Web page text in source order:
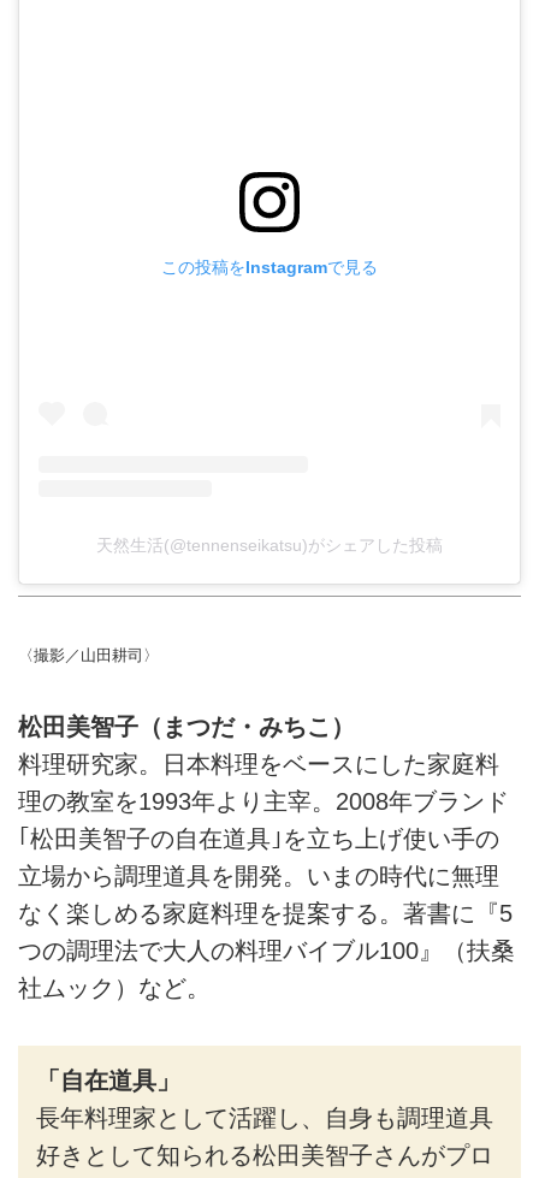
この投稿をInstagramで見る
天然生活(@tennenseikatsu)がシェアした投稿
〈撮影／山田耕司〉
松田美智子（まつだ・みちこ）
料理研究家。日本料理をベースにした家庭料
理の教室を1993年より主宰。2008年ブランド
｢松田美智子の自在道具｣を立ち上げ使い手の
立場から調理道具を開発。いまの時代に無理
なく楽しめる家庭料理を提案する。著書に『5
つの調理法で大人の料理バイブル100』（扶桑
社ムック）など。
「自在道具」
長年料理家として活躍し、自身も調理道具
好きとして知られる松田美智子さんがプロ